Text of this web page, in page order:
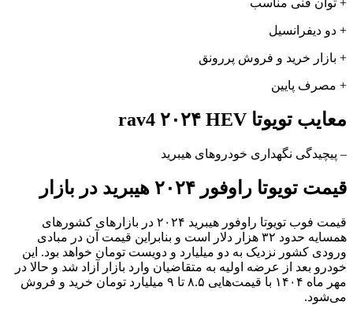
+ توان فنی مناسب
+ دو دیفرانسیل
+ بازار خرید و فروش پررونق
+ مصرف پایین
معایب تویوتا rav4 ۲۰۲۴ HEV
– پیچیدگی نگهداری خودروهای هیبرید
قیمت تویوتا راوفور ۲۰۲۴ هیبرید در بازار
قیمت فوب تویوتا راوفور هیبرید ۲۰۲۴ در بازارهای کشورهای
همسایه حدود ۳۲ هزار دلار است و بنابراین قیمت آن در مبادی
ورودی کشور نزدیک به دو میلیارد و دویست تومان خواهد بود. این
خودرو بعد از عرضه اولیه به متقاضیان وارد بازار آزاد شد و حالا در
مهر ماه ۱۴۰۴ با قیمت‌هایی ۸.۵ تا ۹ میلیارد تومان خرید و فروش
می‌شود.